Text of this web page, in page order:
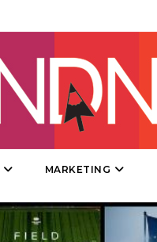
DIGITALE
EDITORIA
TV
MARKETING